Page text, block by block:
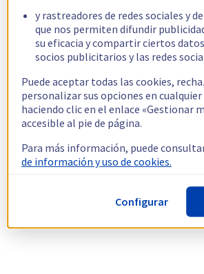
y rastreadores de redes sociales y
que nos permiten difundir
su eficacia y compartir ciertos
socios publicitarios y las redes
Puede aceptar todas las cookies,
personalizar sus opciones en
haciendo clic en el enlace «Gestionar
accesible al pie de página.
Para más información, puede
de información y uso de cookies.
Configurar